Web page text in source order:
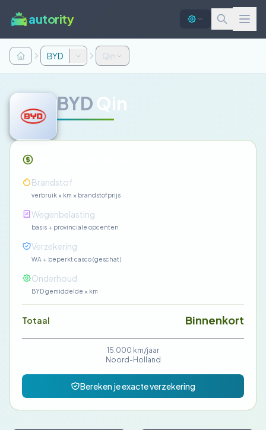
autority
BYD Qin
BYDQin
Brandstof
verbruik × km × brandstofprijs
Wegenbelasting
basis + provinciale opcenten
Verzekering
WA + beperkt casco (geschat)
Onderhoud
BYD gemiddelde × km
Totaal Binnenkort
15.000 km/jaar
Noord-Holland
Bereken je exacte verzekering